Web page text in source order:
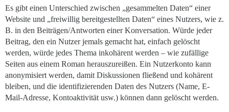
Es gibt einen Unterschied zwischen „gesammelten Daten“ einer
Website und „freiwillig bereitgestellten Daten“ eines Nutzers, wie z.
B. in den Beiträgen/Antworten einer Konversation. Würde jeder
Beitrag, den ein Nutzer jemals gemacht hat, einfach gelöscht
werden, würde jedes Thema inkohärent werden – wie zufällige
Seiten aus einem Roman herauszureißen. Ein Nutzerkonto kann
anonymisiert werden, damit Diskussionen fließend und kohärent
bleiben, und die identifizierenden Daten des Nutzers (Name, E-
Mail-Adresse, Kontoaktivität usw.) können dann gelöscht werden.